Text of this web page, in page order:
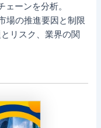
ーンを分析。
場の推進要因と制限
リスク、業界の関